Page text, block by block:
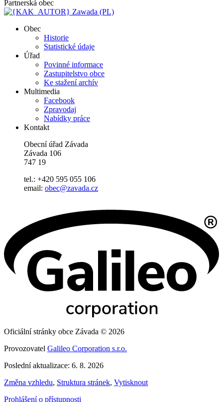
Partnerská obec
Zawada (PL)
Obec
Historie
Statistické údaje
Úřad
Povinné informace
Zastupitelstvo obce
Ke stažení archív
Multimedia
Facebook
Zpravodaj
Nabídky práce
Kontakt
Obecní úřad Závada
Závada 106
747 19
tel.: +420 595 055 106
email: obec@zavada.cz
Oficiální stránky obce Závada © 2026
Provozovatel Galileo Corporation s.r.o.
Poslední aktualizace: 6. 8. 2026
Změna vzhledu, Struktura stránek, Vytisknout
Prohlášení o přístupnosti